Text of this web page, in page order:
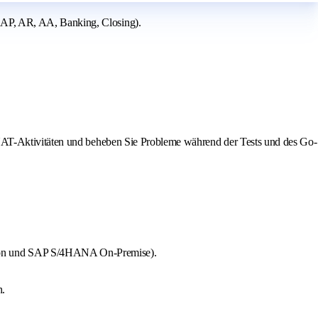
AR, AA, Banking, Closing).
Aktivitäten und beheben Sie Probleme während der Tests und des Go-
und SAP S/4HANA On-Premise).